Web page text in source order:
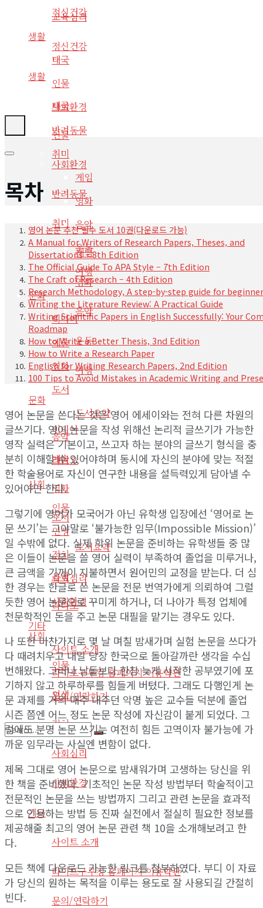
교육심리
정신건강
생활
태국
인물
사회환경
반려동물
취미
게임
영화
음악
운동
여행
문화
미디어
예술
영화
도서
도서요약
음악
라디오
사회
인물
인생
정치
사회심리
사회환경
기타
사이트 소개
라이프구루킹 홈페이지 이용약관
문의/연락하기
정신건강
생활
태국
인물
사회환경
반려동물
취미
게임
영화
음악
운동
여행
문화
미디어
예술
영화
도서
도서요약
음악
라디오
사회
인물
인생
정치
사회심리
사회환경
기타
사이트 소개
라이프구루킹 홈페이지 이용약관
문의/연락하기
No Result
View All Result
목차
영어 논문 추천 필수 도서 10권(다운로드 가능)
A Manual for Writers of Research Papers, Theses, and
Dissertations – 8th Edition
The Official Guide To APA Style – 7th Edition
The Craft of Research – 4th Edition
Research Methodology, A step-by-step guide for
Writing the Literature Review: A Practical Guide
Writing Scientific Papers in English Successfully: Your
Roadmap
How to Write a Better Thesis, 3nd Edition
How to Write a Research Paper
English for Writing Research Papers, 2nd Edition
100 Tips to Avoid Mistakes in Academic Writing and
영어 논문을 쓴다는 것은’영어 에세이와는 전혀 다른 차원의
글쓰기다. 영어 논문을 작성 위해선 논리적 글쓰기가 가능한
영작 실력은 기본이고, 쓰고자 하는 분야의 글쓰기 형식을 충
분히 이해할 수 있어야하며 동시에 자신의 분야에 맞는 적절
한 학술용어로 자신이 연구한 내용을 설득력있게 담아낼 수
있어야만 한다.
그렇기에 영어가 모국어가 아닌 유학생 입장에선 ‘영어로 논
문 쓰기’는 그야말로 ‘불가능한 임무(Impossible Mission)’
일 수밖에 없다. 실제 학위 논문을 준비하는 유학생들 중 많
은 이들이 논문을 쓸 영어 실력이 부족하여 졸업을 미루거나,
큰 금액을 기꺼이 지불하면서 원어민의 교정을 받는다. 더 심
한 경우는 한글로 쓴 논문을 전문 번역가에게 의뢰하여 그럴
듯한 영어 논문으로 꾸미게 하거나, 더 나아가 특정 업체에
천문학적인 돈을 주고 논문 대필을 맡기는 경우도 있다.
나 또한 마찬가지로 몇 날 며칠 밤새가며 실험 논문을 쓰다가
다 때려치우고 내일 당장 한국으로 돌아갈까란 생각을 수십
번해왔다. 그러나 남들보다 한참 늦게 시작한 공부였기에 포
기하지 않고 하루하루를 힘들게 버텼다. 그래도 다행인게 논
문 과제를 거의 매주 내주던 악명 높은 교수들 덕분에 졸업
시즌 쯤엔 어느 정도 논문 작성에 자신감이 붙게 되었다. 그
럼에도 분명 논문 쓰기는 여전히 힘든 고역이자 불가능에 가
까운 임무라는 사실엔 변함이 없다.
제목 그대로 영어 논문으로 밤새워가며 고생하는 당신을 위
한 책을 준비했다. 기초적인 논문 작성 방법부터 학술적이고
전문적인 논문을 쓰는 방법까지 그리고 관련 논문을 효과적
으로 인용하는 방법 등 진짜 실전에서 절실히 필요한 정보를
제공해줄 최고의 영어 논문 관련 책 10을 소개해보려고 한
다.
모든 책에 다운로드 가능한 링크를 첨부하였다. 부디 이 자료
가 당신의 원하는 목적을 이루는 용도로 잘 사용되길 간절히
빈다.